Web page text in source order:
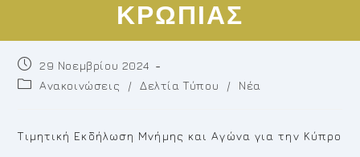
ΚΡΩΠΙΑΣ
Post
published:
29 Νοεμβρίου 2024
PostΑνακοινώσεις / Δελτία Τύπου / Νέα
Τιμητική Εκδήλωση Μνήμης και Αγώνα για την Κύπρο